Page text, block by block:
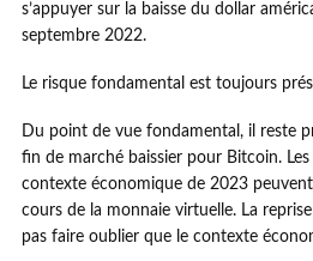
s’appuyer sur la baisse du dollar
septembre 2022.
Le risque fondamental est toujours
Du point de vue fondamental, il reste
fin de marché baissier pour Bitcoin.
contexte économique de 2023
cours de la monnaie virtuelle. La
pas faire oublier que le contexte